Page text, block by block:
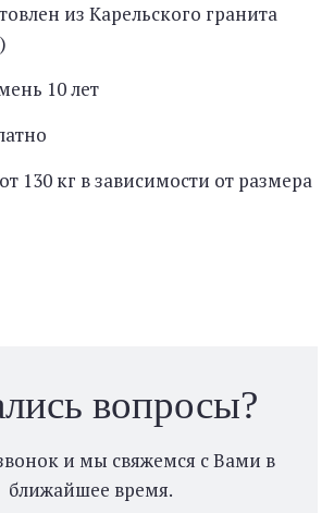
из Карельского гранита
10 лет
130 кг в зависимости от размера
вопросы?
и мы свяжемся с Вами в
ближайшее время.